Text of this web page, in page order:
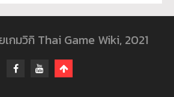
กมวิกิ Thai Game Wiki, 2021